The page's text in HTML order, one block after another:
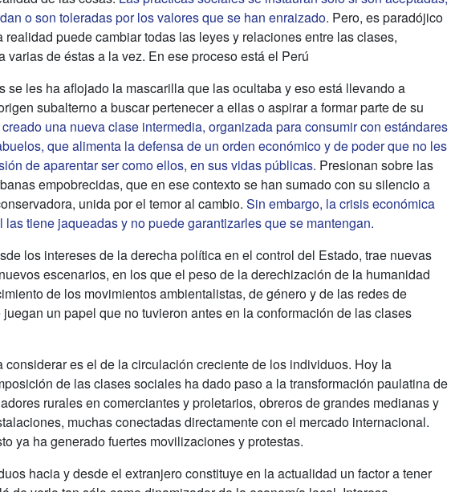
o son toleradas por los valores que se han enraizado. Pero, es paradójico
puede cambiar todas las leyes y relaciones entre las clases,
varias de éstas a la vez. En ese proceso está el Perú
se les ha aflojado la mascarilla que las ocultaba y eso está llevando a
subalterno a buscar pertenecer a ellas o aspirar a formar parte de su
una nueva clase intermedia, organizada para consumir con estándares
que alimenta la defensa de un orden económico y de poder que no les
de aparentar ser como ellos, en sus vidas públicas. Presionan sobre las
empobrecidas, que en ese contexto se han sumado con su silencio a
unida por el temor al cambio. Sin embargo, la crisis económica
tiene jaqueadas y no puede garantizarles que se mantengan.
los intereses de la derecha política en el control del Estado, trae nuevas
escenarios, en los que el peso de la derechización de la humanidad
de los movimientos ambientalistas, de género y de las redes de
un papel que no tuvieron antes en la conformación de las clases
considerar es el de la circulación creciente de los individuos. Hoy la
de las clases sociales ha dado paso a la transformación paulatina de
rurales en comerciantes y proletarios, obreros de grandes medianas y
muchas conectadas directamente con el mercado internacional.
ya ha generado fuertes movilizaciones y protestas.
hacia y desde el extranjero constituye en la actualidad un factor a tener